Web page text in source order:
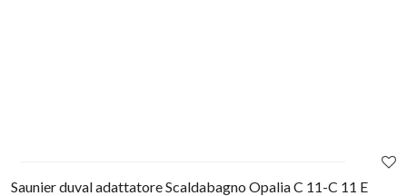
Saunier duval adattatore Scaldabagno Opalia C 11-C 11 E